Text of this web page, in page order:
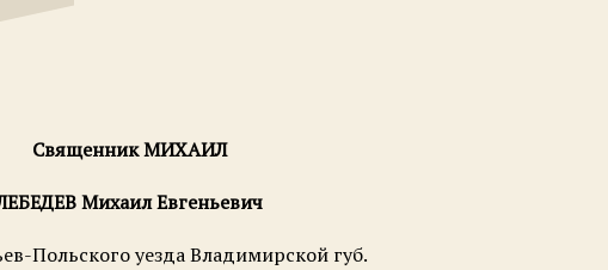
Священник МИХАИЛ
Михаил Евгеньевич
Польского уезда Владимирской губ.